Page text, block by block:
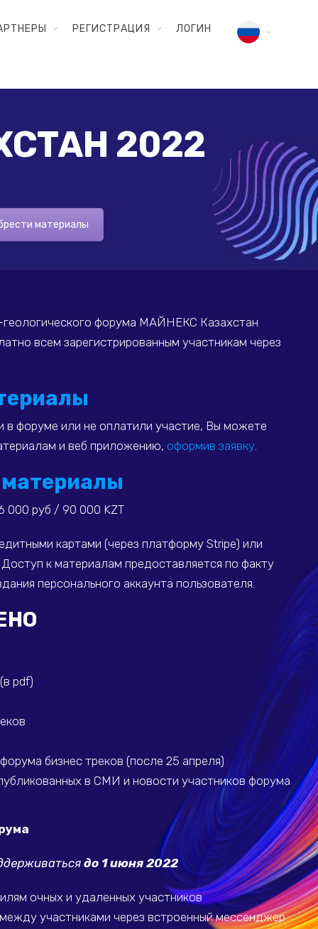
РЕГИСТРАЦИЯ ЛОГИН
2022
материалы
форума МАЙНЕКС Казахстан
всем зарегистрированным участникам через
в форуме или не оплатили участие, Вы можете
и веб приложению, оформив заявку.
000 руб / 90 000 KZT
картами (через платформу Stripe) или
Доступ к материалам предоставляется по факту
персонального аккаунта пользователя.
pdf)
бизнес треков (после 25 апреля)
в СМИ и новости участников форума
до 1 июня 2022
очных и удаленных участников
участниками через встроенный мессенджер